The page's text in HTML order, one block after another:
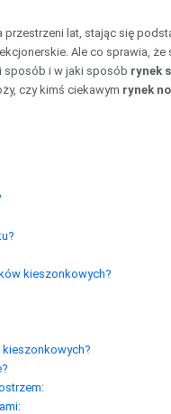
przestrzeni lat, stając się
Ale co sprawia,
sposób i w jaki sposób rynek
czy kimś ciekawym rynek
kieszonkowych?
kieszonkowych?